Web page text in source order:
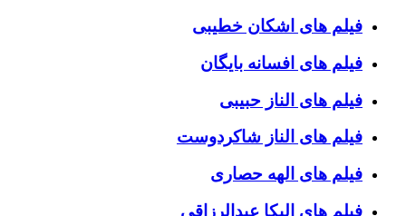
فیلم های اشکان خطیبی
فیلم های افسانه بایگان
فیلم های الناز حبیبی
فیلم های الناز شاکردوست
فیلم های الهه حصاری
فیلم های الیکا عبدالرزاقی